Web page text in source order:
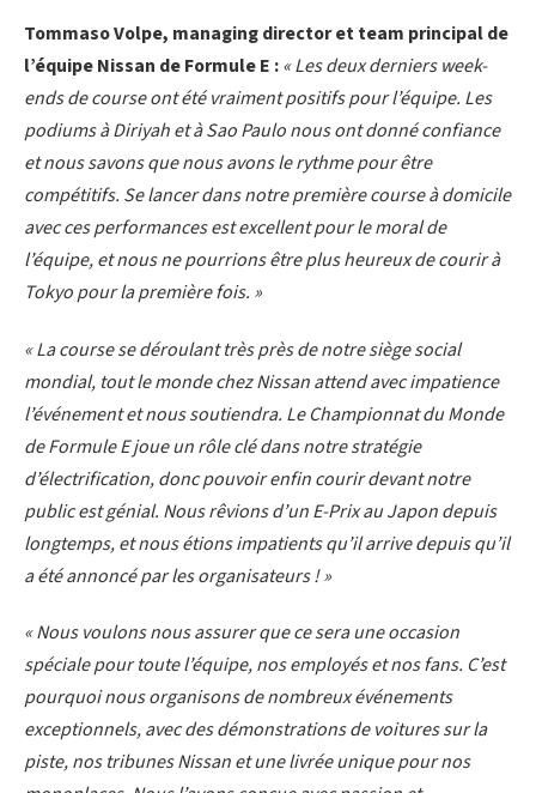
Tommaso Volpe, managing director et team principal de
l’équipe Nissan de Formule E :« Les deux derniers week-
ends de course ont été vraiment positifs pour l’équipe. Les
podiums à Diriyah et à Sao Paulo nous ont donné confiance
et nous savons que nous avons le rythme pour être
compétitifs. Se lancer dans notre première course à domicile
avec ces performances est excellent pour le moral de
l’équipe, et nous ne pourrions être plus heureux de courir à
Tokyo pour la première fois. »
« La course se déroulant très près de notre siège social
mondial, tout le monde chez Nissan attend avec impatience
l’événement et nous soutiendra. Le Championnat du Monde
de Formule E joue un rôle clé dans notre stratégie
d’électrification, donc pouvoir enfin courir devant notre
public est génial. Nous rêvions d’un E-Prix au Japon depuis
longtemps, et nous étions impatients qu’il arrive depuis qu’il
a été annoncé par les organisateurs ! »
« Nous voulons nous assurer que ce sera une occasion
spéciale pour toute l’équipe, nos employés et nos fans. C’est
pourquoi nous organisons de nombreux événements
exceptionnels, avec des démonstrations de voitures sur la
piste, nos tribunes Nissan et une livrée unique pour nos